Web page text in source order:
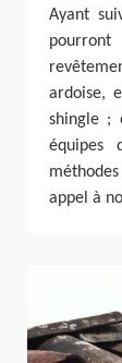
Ayant
ardoise,
shingle ;
équipes
appel à